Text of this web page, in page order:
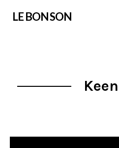
LE BON SON